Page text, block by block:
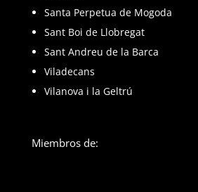
Santa Perpetua de Mogoda
Sant Boi de Llobregat
Sant Andreu de la Barca
Viladecans
Vilanova i la Geltrú
Miembros de: